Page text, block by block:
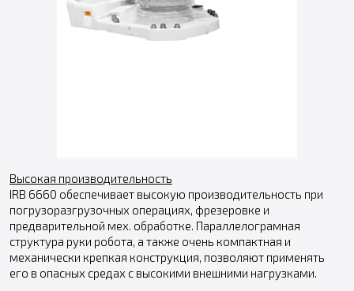
Высокая производительность
IRB 6660 обеспечивает высокую производительность при
погрузоразгрузочных операциях, фрезеровке и
предварительной мех. обработке. Параллелограмная
структура руки робота, а также очень компактная и
механически крепкая конструкция, позволяют применять
его в опасных средах с высокими внешними нагрузками.